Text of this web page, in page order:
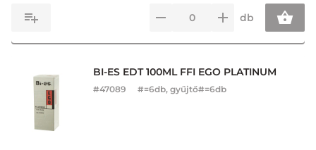
db
BI-ES EDT 100ML FFI EGO PLATINUM
#47089 #=6db, gyűjtő#=6db